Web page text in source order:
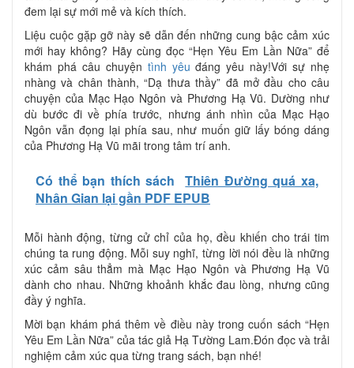
đem lại sự mới mẻ và kích thích.
Liệu cuộc gặp gỡ này sẽ dẫn đến những cung bậc cảm xúc
mới hay không? Hãy cùng đọc “Hẹn Yêu Em Lần Nữa” để
khám phá câu chuyện tình yêu đáng yêu này!Với sự nhẹ
nhàng và chân thành, “Dạ thưa thầy” đã mở đầu cho câu
chuyện của Mạc Hạo Ngôn và Phương Hạ Vũ. Dường như
dù bước đi về phía trước, nhưng ánh nhìn của Mạc Hạo
Ngôn vẫn đọng lại phía sau, như muốn giữ lấy bóng dáng
của Phương Hạ Vũ mãi trong tâm trí anh.
Có thể bạn thích sách
Thiên Đường quá xa,
Nhân Gian lại gần PDF EPUB
Mỗi hành động, từng cử chỉ của họ, đều khiến cho trái tim
chúng ta rung động. Mỗi suy nghĩ, từng lời nói đều là những
xúc cảm sâu thẳm mà Mạc Hạo Ngôn và Phương Hạ Vũ
dành cho nhau. Những khoảnh khắc đau lòng, nhưng cũng
đầy ý nghĩa.
Mời bạn khám phá thêm về điều này trong cuốn sách “Hẹn
Yêu Em Lần Nữa” của tác giả Hạ Tường Lam.Đón đọc và trải
nghiệm cảm xúc qua từng trang sách, bạn nhé!